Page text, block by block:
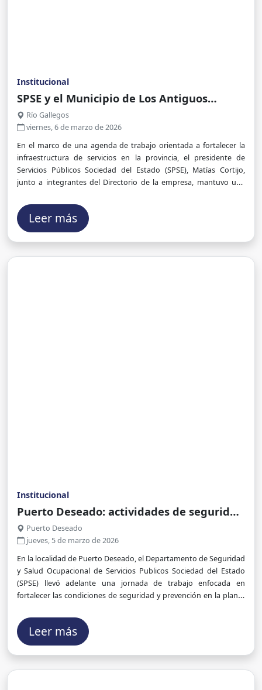
Institucional
SPSE y el Municipio de Los Antiguos
avanzan en acciones conjuntas para
fortalecer la infraestructura de servicios
Río Gallegos
viernes, 6 de marzo de 2026
En el marco de una agenda de trabajo orientada a fortalecer la
infraestructura de servicios en la provincia, el presidente de
Servicios Públicos Sociedad del Estado (SPSE), Matías Cortijo,
junto a integrantes del Directorio de la empresa, mantuvo una
Leer más
Institucional
Puerto Deseado: actividades de seguridad
y prevención en la planta de ósmosis
inversa
Puerto Deseado
jueves, 5 de marzo de 2026
En la localidad de Puerto Deseado, el Departamento de Seguridad
y Salud Ocupacional de Servicios Publicos Sociedad del Estado
(SPSE) llevó adelante una jornada de trabajo enfocada en
fortalecer las condiciones de seguridad y prevención en la planta
Leer más